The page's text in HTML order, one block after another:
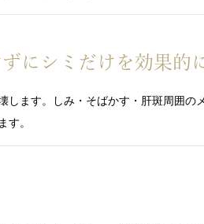
にシミ だけを効果的
します。しみ・そばかす・肝斑周囲の
す。